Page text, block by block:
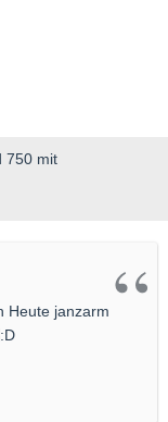
750 mit
Heute janzarm